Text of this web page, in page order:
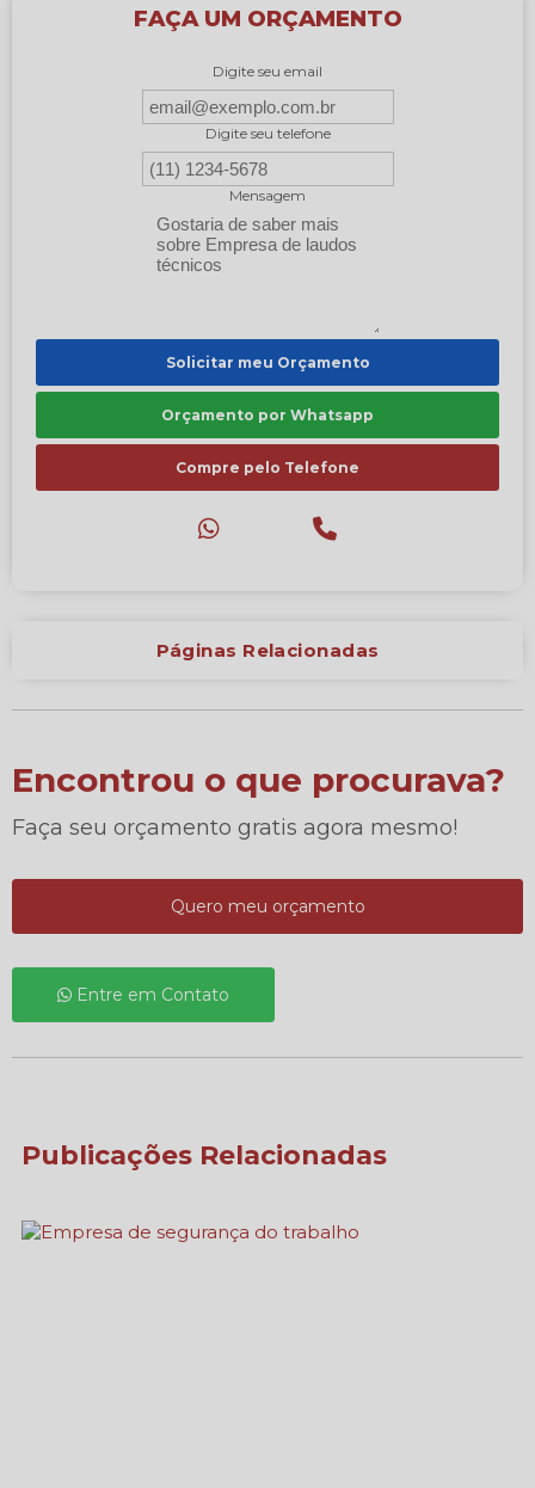
FAÇA UM ORÇAMENTO
Digite seu email
Digite seu telefone
Mensagem
Solicitar meu Orçamento
Orçamento por Whatsapp
Compre pelo Telefone
Páginas Relacionadas
Encontrou o que procurava?
Faça seu orçamento gratis agora mesmo!
Quero meu orçamento
Entre em Contato
Publicações Relacionadas